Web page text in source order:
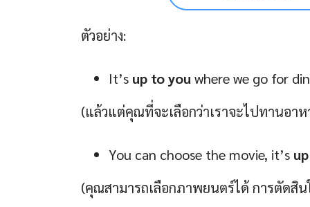
ตัวอย่าง:
It’s up to youwhere we go for
(แล้วแต่คุณที่จะเลือกว่าเราจะไปทานอา
You can choose the movie, it’s
(คุณสามารถเลือกภาพยนตร์ได้ การตัดสิ